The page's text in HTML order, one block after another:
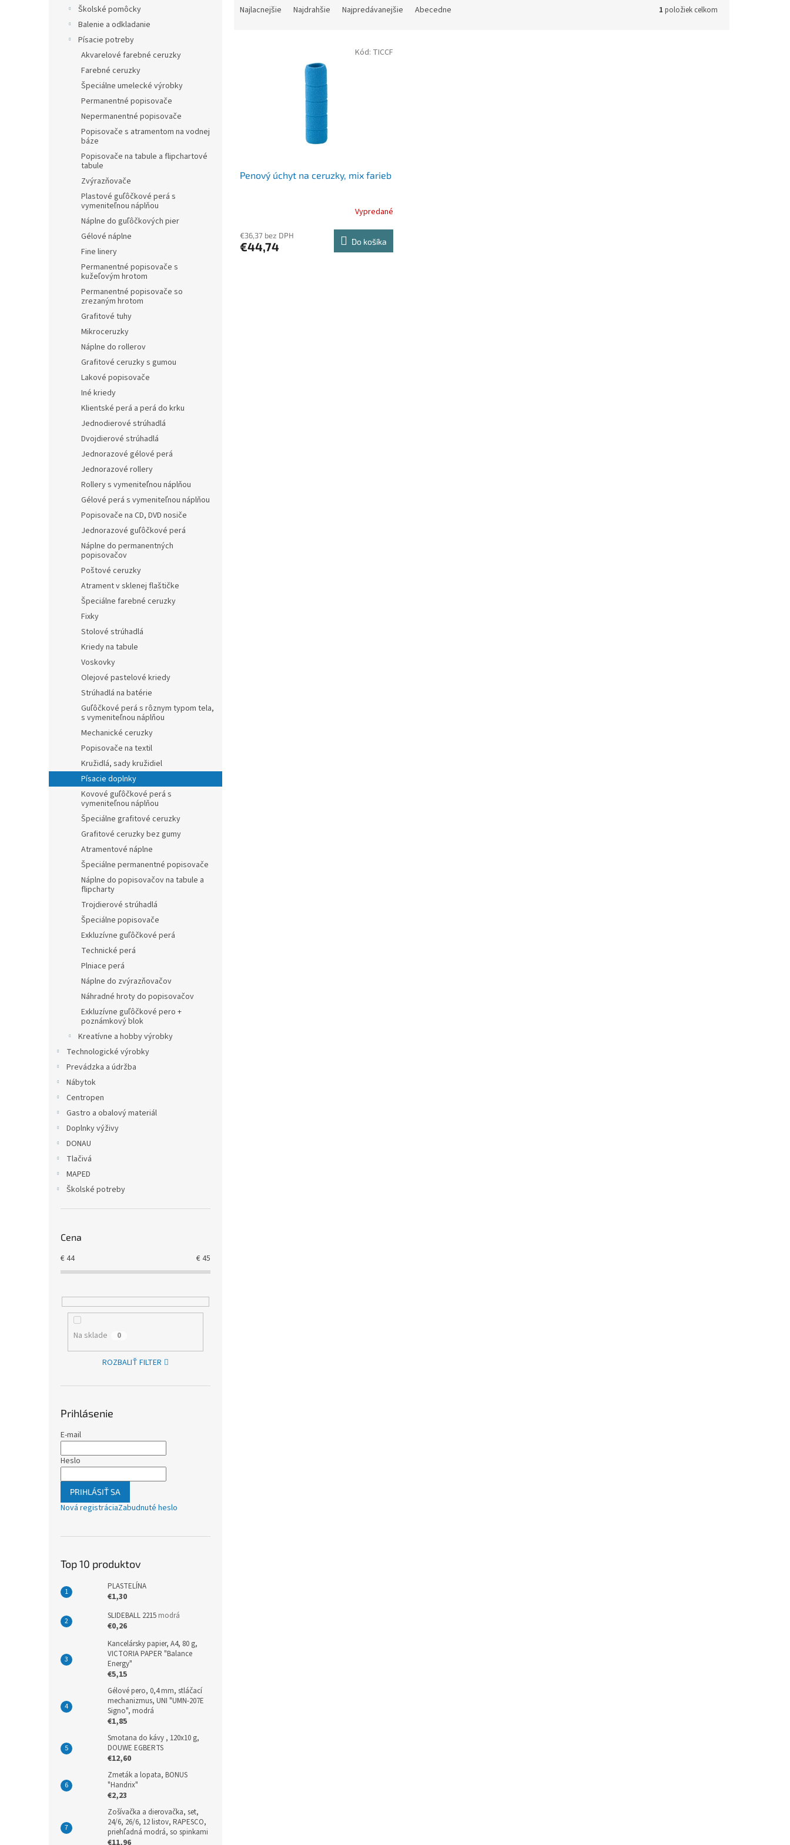
Školské pomôcky
Balenie a odkladanie
Písacie potreby
Akvarelové farebné ceruzky
Farebné ceruzky
Špeciálne umelecké výrobky
Permanentné popisovače
Nepermanentné popisovače
Popisovače s atramentom na vodnej
báze
Popisovače na tabule a flipchartové
tabule
Zvýrazňovače
Plastové guľôčkové perá s
vymeniteľnou náplňou
Náplne do guľôčkových pier
Gélové náplne
Fine linery
Permanentné popisovače s
kužeľovým hrotom
Permanentné popisovače so
zrezaným hrotom
Grafitové tuhy
Mikroceruzky
Náplne do rollerov
Grafitové ceruzky s gumou
Lakové popisovače
Iné kriedy
Klientské perá a perá do krku
Jednodierové strúhadlá
Dvojdierové strúhadlá
Jednorazové gélové perá
Jednorazové rollery
Rollery s vymeniteľnou náplňou
Gélové perá s vymeniteľnou náplňou
Popisovače na CD, DVD nosiče
Jednorazové guľôčkové perá
Náplne do permanentných
popisovačov
Poštové ceruzky
Atrament v sklenej flaštičke
Špeciálne farebné ceruzky
Fixky
Stolové strúhadlá
Kriedy na tabule
Voskovky
Olejové pastelové kriedy
Strúhadlá na batérie
Guľôčkové perá s rôznym typom tela,
s vymeniteľnou náplňou
Mechanické ceruzky
Popisovače na textil
Kružidlá, sady kružidiel
Písacie doplnky
Kovové guľôčkové perá s
vymeniteľnou náplňou
Špeciálne grafitové ceruzky
Grafitové ceruzky bez gumy
Atramentové náplne
Špeciálne permanentné popisovače
Náplne do popisovačov na tabule a
flipcharty
Trojdierové strúhadlá
Špeciálne popisovače
Exkluzívne guľôčkové perá
Technické perá
Plniace perá
Náplne do zvýrazňovačov
Náhradné hroty do popisovačov
Exkluzívne guľôčkové pero +
poznámkový blok
Kreatívne a hobby výrobky
Technologické výrobky
Prevádzka a údržba
Nábytok
Centropen
Gastro a obalový materiál
Doplnky výživy
DONAU
Tlačivá
MAPED
Školské potreby
Cena
€44 €45
Na sklade 0
ROZBALIŤ FILTER
Prihlásenie
E-mail
Heslo
PRIHLÁSIŤ SA
Nová registráciaZabudnuté heslo
Top 10 produktov
PLASTELÍNA
€1,30
SLIDEBALL 2215 modrá
€0,26
Kancelársky papier, A4, 80 g,
VICTORIA PAPER "Balance
Energy"
€5,15
Gélové pero, 0,4 mm, stláčací
mechanizmus, UNI "UMN-207E
Signo", modrá
€1,85
Smotana do kávy , 120x10 g,
DOUWE EGBERTS
€12,60
Zmeták a lopata, BONUS
"Handrix"
€2,23
Zošívačka a dierovačka, set,
24/6, 26/6, 12 listov, RAPESCO,
priehľadná modrá, so spinkami
€11,96
Najlacnejšie Najdrahšie Najpredávanejšie Abecedne 1 položiek celkom
Penový úchyt na ceruzky, mix farieb
Vypredané
€36,37 bez DPH
€44,74 Do košíka
Kód: TICCF